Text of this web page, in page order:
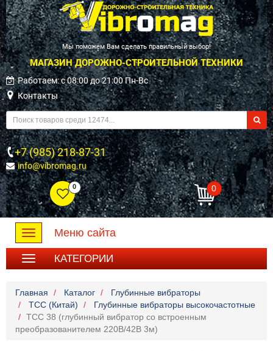
Мы поможем Вам сделать правильный выбор!
МАГАЗИН ДОРОЖНО-СТРОИТЕЛЬНОЙ ТЕХНИКИ
Работаем: c 08:00 до 21:00 Пн-Вс
Контакты
+7 (985) 218-87-31
info@vibromag.ru
0 0
Toggle
navigation
Меню сайта
КАТЕГОРИИ
Главная Каталог
Глубинные вибраторы
TCC (Китай)
Глубинные вибраторы высокочастотные
ТСС 38 (глубинный вибратор со встроенным
преобразованителем 220В/42В 3м)